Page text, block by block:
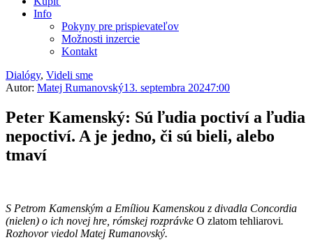
Info
Pokyny pre prispievateľov
Možnosti inzercie
Kontakt
Dialógy, Videli sme
Autor: Matej Rumanovský13. septembra 20247:00
Peter Kamenský: Sú ľudia poctiví a ľudia
nepoctiví. A je jedno, či sú bieli, alebo
tmaví
S Petrom Kamenským a Emíliou Kamenskou z divadla Concordia
(nielen) o ich novej hre, rómskej rozprávke O zlatom tehliarovi.
Rozhovor viedol Matej Rumanovský.